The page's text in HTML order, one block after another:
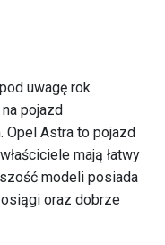
uwagę rok
pojazd
Opel Astra to pojazd
mają łatwy
modeli posiada
oraz dobrze